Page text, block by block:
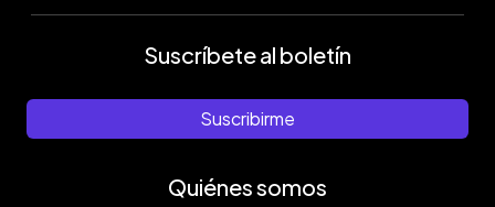
Suscríbete al boletín
Suscribirme
Quiénes somos